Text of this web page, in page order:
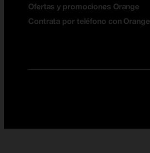
Ofertas y promociones Orange
Contrata por teléfono con Orange